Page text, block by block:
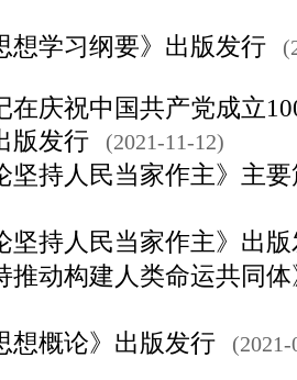
想学习纲要》出版发行
在庆祝中国共产党成立
版发行
(2021-11-12)
坚持人民当家作主》主
坚持人民当家作主》出
推动构建人类命运共同
想概论》出版发行